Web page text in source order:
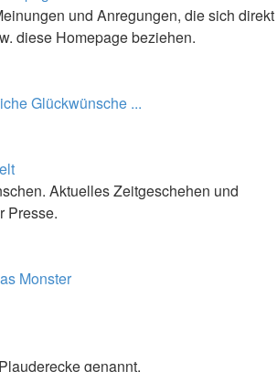
und Anregungen, die sich direkt
diese Homepage beziehen.
Glückwünsche ...
Aktuelles Zeitgeschehen und
Presse.
Monster
genannt.